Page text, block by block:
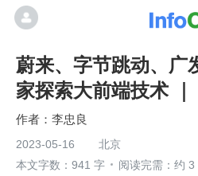
蔚来、字节跳动、广
家探索大前端技术
李忠良
2023-05-16
北京
本文字数：941 字
阅读完需：约 3